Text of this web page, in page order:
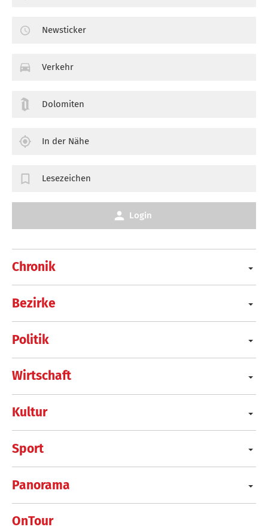
Chronik
Bezirke
Politik
Wirtschaft
Kultur
Sport
Panorama
OnTour
Newsticker
Verkehr
Dolomiten
In der Nähe
Lesezeichen
Login